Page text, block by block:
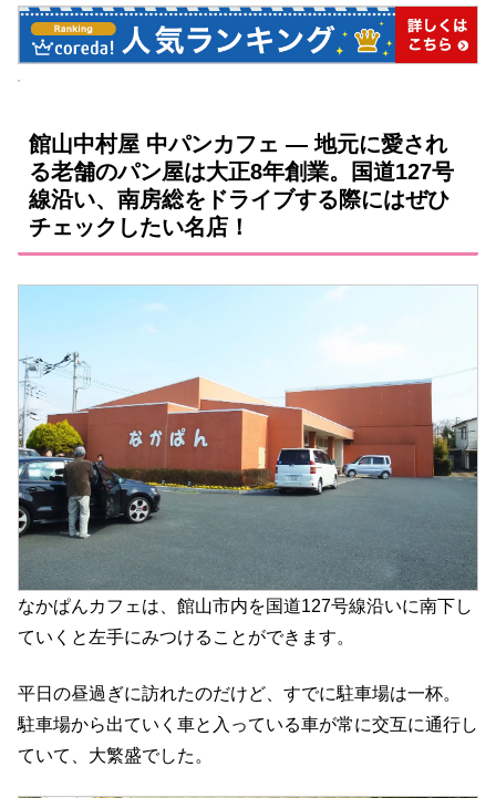
館山中村屋 中パンカフェ ― 地元に愛され
る老舗のパン屋は大正8年創業。国道127号
線沿い、南房総をドライブする際にはぜひ
チェックしたい名店！
なかぱんカフェは、館山市内を国道127号線沿いに南下し
ていくと左手にみつけることができます。
平日の昼過ぎに訪れたのだけど、すでに駐車場は一杯。
駐車場から出ていく車と入っている車が常に交互に通行し
ていて、大繁盛でした。